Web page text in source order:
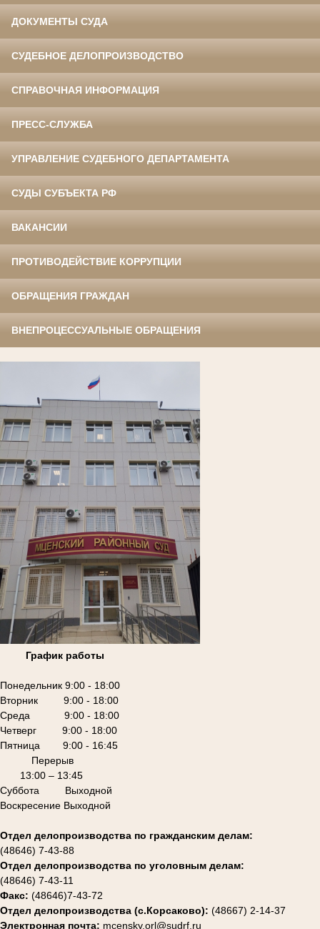
ДОКУМЕНТЫ СУДА
СУДЕБНОЕ ДЕЛОПРОИЗВОДСТВО
СПРАВОЧНАЯ ИНФОРМАЦИЯ
ПРЕСС-СЛУЖБА
УПРАВЛЕНИЕ СУДЕБНОГО ДЕПАРТАМЕНТА
СУДЫ СУБЪЕКТА РФ
ВАКАНСИИ
ПРОТИВОДЕЙСТВИЕ КОРРУПЦИИ
ОБРАЩЕНИЯ ГРАЖДАН
ВНЕПРОЦЕССУАЛЬНЫЕ ОБРАЩЕНИЯ
График работы
Понедельник 9:00 - 18:00
Вторник 9:00 - 18:00
Среда 9:00 - 18:00
Четверг 9:00 - 18:00
Пятница 9:00 - 16:45
Перерыв
13:00 – 13:45
Суббота Выходной
Воскресение Выходной
Отдел делопроизводства по гражданским делам:
(48646) 7-43-88
Отдел делопроизводства по уголовным делам:
(48646) 7-43-11
Факс: (48646)7-43-72
Отдел делопроизводства (с.Корсаково): (48667) 2-14-37
Электронная почта: mcensky.orl@sudrf.ru